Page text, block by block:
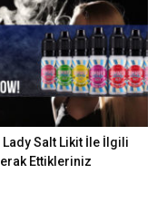
Lady Salt Likit İle İlgili
Ettikleriniz